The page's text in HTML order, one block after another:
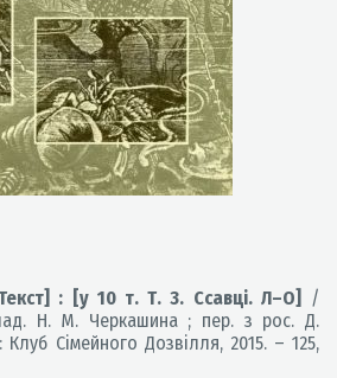
: [у 10 т. Т. 3. Ссавці. Л–О]
/
Н. М. Черкашина ; пер. з рос. Д.
Сімейного Дозвілля, 2015. – 125,